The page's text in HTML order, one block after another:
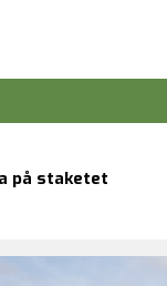
på staketet